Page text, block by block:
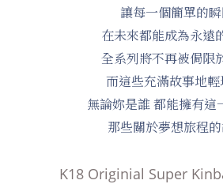
讓每一個簡單的
在未來都能成為永遠
全系列將不再被侷限
而這些充滿故事地輕
無論妳是誰 都能擁有這
那些關於夢想旅程
K18 Originial Super